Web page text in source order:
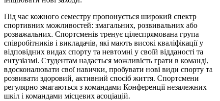
Під час кожного семестру пропонується широкий спектр
спортивних можливостей: змагальних, розвивальних або
розважальних. Спортсменів тренує цілеспрямована група
співробітників і викладачів, які мають високі кваліфікації у
відповідних видах спорту та невтомні у своїй відданості та
ентузіазмі. Студентам надається можливість грати в команді,
вдосконалювати свої навички, пробувати нові види спорту та
розвивати здоровий, активний спосіб життя. Спортсмени
регулярно змагаються з командами Конференції незалежних
шкіл і командами місцевих асоціацій.